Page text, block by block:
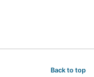
Back to top